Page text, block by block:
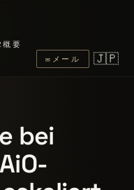
概要
✉ メール 🇯🇵
bei